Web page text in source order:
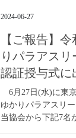
2024-06-27
【ご報告】
りパラアス
認証授与式に
6月27日(水)に東
ゆかりパラアスリ
当協会から下記7